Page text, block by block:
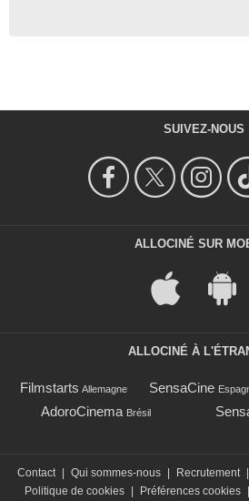
SUIVEZ-NOUS
ALLOCINÉ SUR
ALLOCINÉ À
Filmstarts Allemagne SensaCine
AdoroCinema Brésil
Contact | Qui sommes-nous | Recrutement |
Politique de cookies | Préférences cookies |